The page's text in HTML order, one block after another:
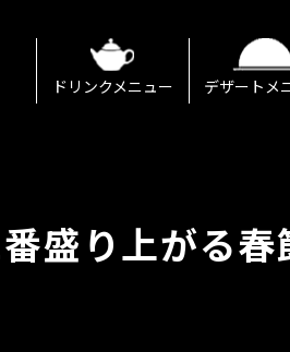
ドリンクメニュー デザートメ
盛り上がる春